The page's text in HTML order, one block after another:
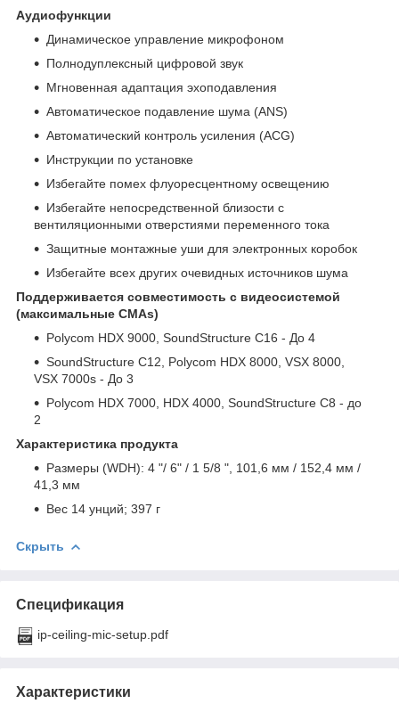
Аудиофункции
Динамическое управление микрофоном
Полнодуплексный цифровой звук
Мгновенная адаптация эхоподавления
Автоматическое подавление шума (ANS)
Автоматический контроль усиления (ACG)
Инструкции по установке
Избегайте помех флуоресцентному освещению
Избегайте непосредственной близости с
вентиляционными отверстиями переменного тока
Защитные монтажные уши для электронных коробок
Избегайте всех других очевидных источников шума
Поддерживается совместимость с видеосистемой
(максимальные CMAs)
Polycom HDX 9000, SoundStructure C16 - До 4
SoundStructure C12, Polycom HDX 8000, VSX 8000,
VSX 7000s - До 3
Polycom HDX 7000, HDX 4000, SoundStructure C8 - до
2
Характеристика продукта
Размеры (WDH): 4 "/ 6" / 1 5/8 ", 101,6 мм / 152,4 мм /
41,3 мм
Вес 14 унций; 397 г
Скрыть
Спецификация
ip-ceiling-mic-setup.pdf
Характеристики